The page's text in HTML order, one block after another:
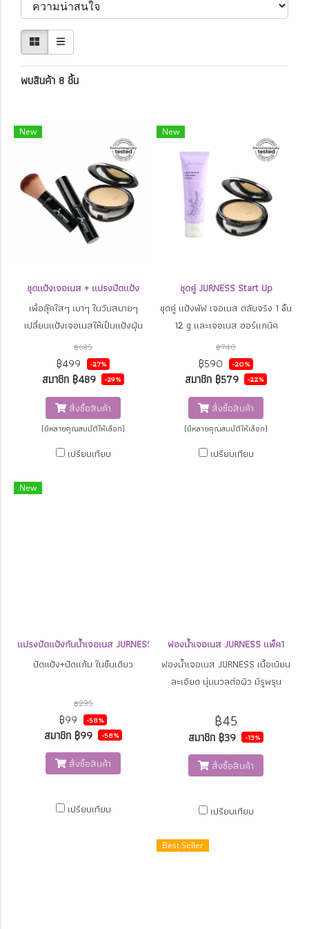
พบสินค้า 8 ชิ้น
New
ชุดแป้งเจอเนส + แปรงปัดแป้ง
เพื่อลุ๊คใสๆ เบาๆ ในวันสบายๆ
เปลี่ยนแป้งเจอเนสให้เป็นแป้งฝุ่น
ด้วย แป้งปัดแป้ง All in one
สามารถปัดได้ทั้งแป้งและใช้กับบรัช
ออน หรือ ไฮไลท์ได้
฿685
฿499 -27%
สมาชิก ฿489 -29%
สั่งซื้อสินค้า
(มีหลายคุณสมบัติให้เลือก)
เปรียบเทียบ
New
ชุดคู่ JURNESS Start Up
ชุดคู่ แป้งพัฟ เจอเนส ตลับจริง 1 ชิ้น
12 g และเจอเนส ออร์แกนิค
ลาเวนเดอร์ ครีมมี่วอช 50 g 1 ชิ้น
สำหรับผู้เริ่มต้นใช้เครื่องสำอางเจอ
เนส เร่ิมจากปกป้องผิวจากแสงแดด
และมลภาวะด้วยแป้งผสมรองพื้นกัน
น้ำเจอเนส และทำความสะอาดผิว
ด้วยครีมมี่วอช ชำระล้างฝุ่น ควัน สิ่ง
สกปรก และคราบเครื่องสำอาง ได้
฿740
฿590 -20%
สมาชิก ฿579 -22%
สั่งซื้อสินค้า
(มีหลายคุณสมบัติให้เลือก)
เปรียบเทียบ
New
แปรงปัดแป้งกันน้ำเจอเนส JURNESS All in 1 Brush
ปัดแป้ง+ปัดแก้ม ในชิ้นเดียว
฿235
฿99 -58%
สมาชิก ฿99 -58%
สั่งซื้อสินค้า
เปรียบเทียบ
ฟองน้ำเจอเนส JURNESS แพ็ค1
ฟองน้ำเจอเนส JURNESS เนื้อเนียน
ละเอียด นุ่มนวลต่อผิว มีรูพรุน
เนียนเรียบ มีสารแอนตี้แบคทีเรีย
฿45
สมาชิก ฿39 -13%
สั่งซื้อสินค้า
เปรียบเทียบ
Best Seller